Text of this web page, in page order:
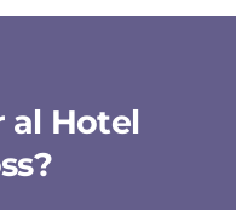
al Hotel